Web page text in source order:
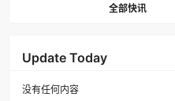
全部快讯
Update Today
没有任何内容